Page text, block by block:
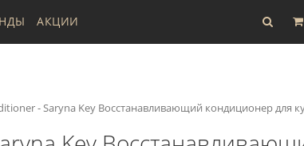
АКЦИИ
- Saryna Key Восстанавливающий кондиционер для